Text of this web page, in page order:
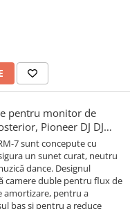
pentru monitor de
Pioneer DJ DJ
7 sunt concepute cu
un sunet curat, neutru
dance. Designul
camere duble pentru flux de
amortizare, pentru a
bas și pentru a reduce